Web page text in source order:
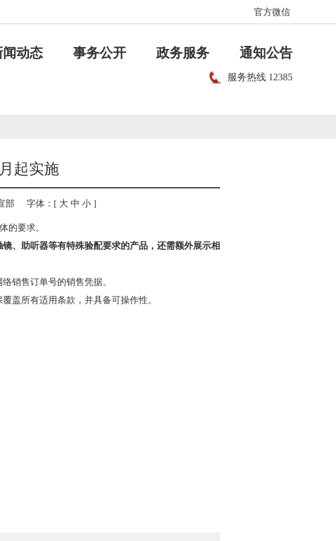
官方微信
闻动态 事务公开 政务服务 通知公告
服务热线 12385
起实施
部 字体：[ 大 中 小]
的要求。
、助听器等有特殊验配要求的产品，还需额外展示相
销售订单号的销售凭据。
盖所有适用条款，并具备可操作性。